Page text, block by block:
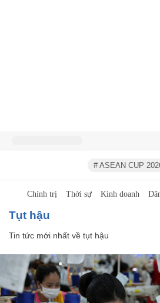
# ASEAN CUP
Chính trị Thời sự Kinh doanh
tụt hậu
Tin tức mới nhất về tụt hậu